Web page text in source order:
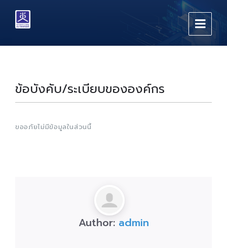
content
main
footer
ข้อบังคับ/ระเบียบขององค์กร
ขออภัยไม่มีข้อมูลในส่วนนี้
Author: admin